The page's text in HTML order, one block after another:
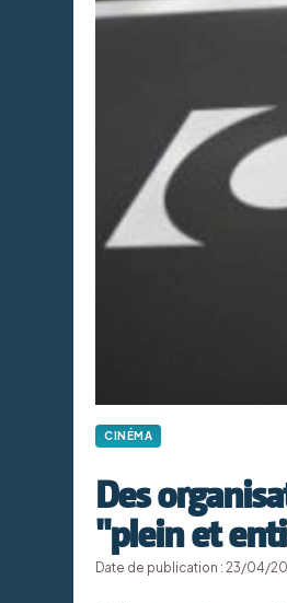
CINÉMA
Des
"plein et
Date de publication : 23/04/